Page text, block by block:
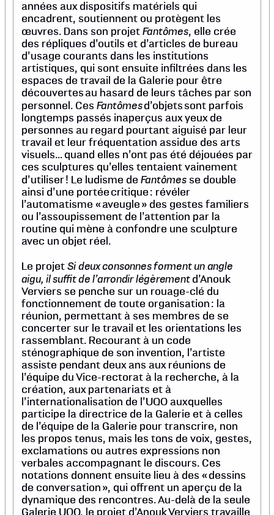
années aux dispositifs matériels qui
encadrent, soutiennent ou protègent les
œuvres. Dans son projet Fantômes, elle crée
des répliques d’outils et d’articles de bureau
d’usage courants dans les institutions
artistiques, qui sont ensuite infiltrées dans les
espaces de travail de la Galerie pour être
découvertes au hasard de leurs tâches par son
personnel. Ces Fantômesd’objets sont parfois
longtemps passés inaperçus aux yeux de
personnes au regard pourtant aiguisé par leur
travail et leur fréquentation assidue des arts
visuels… quand elles n’ont pas été déjouées par
ces sculptures qu’elles tentaient vainement
d’utiliser ! Le ludisme de Fantômesse double
ainsi d’une portée critique : révéler
l’automatisme « aveugle » des gestes familiers
ou l’assoupissement de l’attention par la
routine qui mène à confondre une sculpture
avec un objet réel.
Le projet Si deux consonnes forment un angle
aigu, il suffit de l’arrondir légèrementd’Anouk
Verviers se penche sur un rouage-clé du
fonctionnement de toute organisation : la
réunion, permettant à ses membres de se
concerter sur le travail et les orientations les
rassemblant. Recourant à un code
sténographique de son invention, l’artiste
assiste pendant deux ans aux réunions de
l’équipe du Vice-rectorat à la recherche, à la
création, aux partenariats et à
l’internationalisation de l’UQO auxquelles
participe la directrice de la Galerie et à celles
de l’équipe de la Galerie pour transcrire, non
les propos tenus, mais les tons de voix, gestes,
exclamations ou autres expressions non
verbales accompagnant le discours. Ces
notations donnent ensuite lieu à des « dessins
de conversation », qui offrent un aperçu de la
dynamique des rencontres. Au-delà de la seule
Galerie UQO, le projet d’Anouk Verviers travaille